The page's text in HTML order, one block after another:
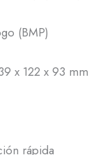
(BMP)
x 122 x 93 mm
rápida